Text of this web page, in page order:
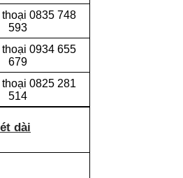
0835 748
593
0934 655
679
0825 281
514
dài